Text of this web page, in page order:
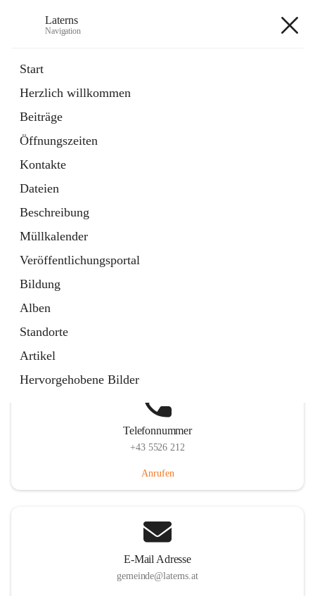
Laterns
Navigation
Start
Herzlich willkommen
Beiträge
Öffnungszeiten
Kontakte
Dateien
Beschreibung
Müllkalender
Veröffentlichungsportal
Bildung
Alben
Standorte
Artikel
Hervorgehobene Bilder
11 Schnellzugriffe
Soziales
1 Schnellzugriff
Telefonnummer
+43 5526 212
Anrufen
E-Mail Adresse
gemeinde@laterns.at